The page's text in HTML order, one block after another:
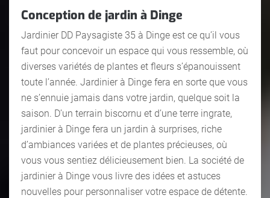
Conception de jardin à Dinge
Jardinier DD Paysagiste 35 à Dinge est ce qu’il vous
faut pour concevoir un espace qui vous ressemble, où
diverses variétés de plantes et fleurs s’épanouissent
toute l’année. Jardinier à Dinge fera en sorte que vous
ne s’ennuie jamais dans votre jardin, quelque soit la
saison. D’un terrain biscornu et d’une terre ingrate,
jardinier à Dinge fera un jardin à surprises, riche
d’ambiances variées et de plantes précieuses, où
vous vous sentiez délicieusement bien. La société de
jardinier à Dinge vous livre des idées et astuces
nouvelles pour personnaliser votre espace de détente.